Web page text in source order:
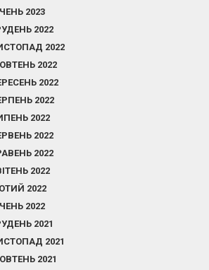
2023
2022
2022
2022
2022
2022
2022
2022
2022
2022
2022
2022
2021
2021
2021